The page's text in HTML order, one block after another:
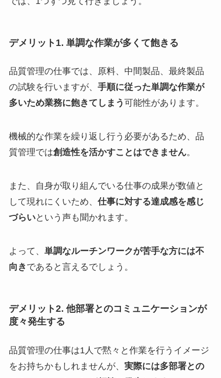
デメリット1. 単調な作業が多くて飽きる
品質管理の仕事では、原料、中間製品、最終製品
の試験を行いますが、 手順に従った単調な作業が
多いため業務に飽きてしまう 可能性があります。
機械的な作業を繰り返し行う必要があるため、品
質管理では創造性を活かすことはできません。
また、自身が取り組んでいる仕事の成果が数値と
して現れにくいため、 仕事に対する達成感を感じ
づらいという声も聞かれます。
よって、 単調なルーチンワークが苦手な方には不
向き であると言えるでしょう。
デメリット2. 他部署とのコミュニケーションが
度々発生する
品質管理の仕事は1人で黙々と作業を行うイメージ
をお持ちかもしれませんが、 実際には多部署との